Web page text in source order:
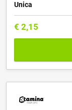
Unica
€ 2,15